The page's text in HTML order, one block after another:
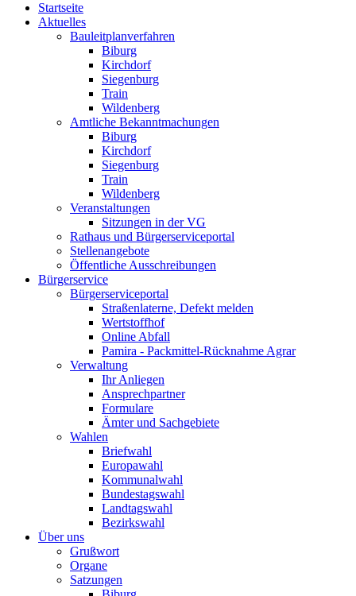
Startseite
Aktuelles
Bauleitplanverfahren
Biburg
Kirchdorf
Siegenburg
Train
Wildenberg
Amtliche Bekanntmachungen
Biburg
Kirchdorf
Siegenburg
Train
Wildenberg
Veranstaltungen
Sitzungen in der VG
Rathaus und Bürgerserviceportal
Stellenangebote
Öffentliche Ausschreibungen
Bürgerservice
Bürgerserviceportal
Straßenlaterne, Defekt melden
Wertstoffhof
Online Abfall
Pamira - Packmittel-Rücknahme Agrar
Verwaltung
Ihr Anliegen
Ansprechpartner
Formulare
Ämter und Sachgebiete
Wahlen
Briefwahl
Europawahl
Kommunalwahl
Bundestagswahl
Landtagswahl
Bezirkswahl
Über uns
Grußwort
Organe
Satzungen